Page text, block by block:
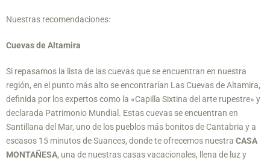
Nuestras recomendaciones:
Cuevas de Altamira
Si repasamos la lista de las cuevas que se encuentran en nuestra
región, en el punto más alto se encontrarían Las Cuevas de Altamira,
definida por los expertos como la «Capilla Sixtina del arte rupestre» y
declarada Patrimonio Mundial. Estas cuevas se encuentran en
Santillana del Mar, uno de los pueblos más bonitos de Cantabria y a
escasos 15 minutos de Suances, donde te ofrecemos nuestra CASA
MONTAÑESA, una de nuestras casas vacacionales, llena de luz y